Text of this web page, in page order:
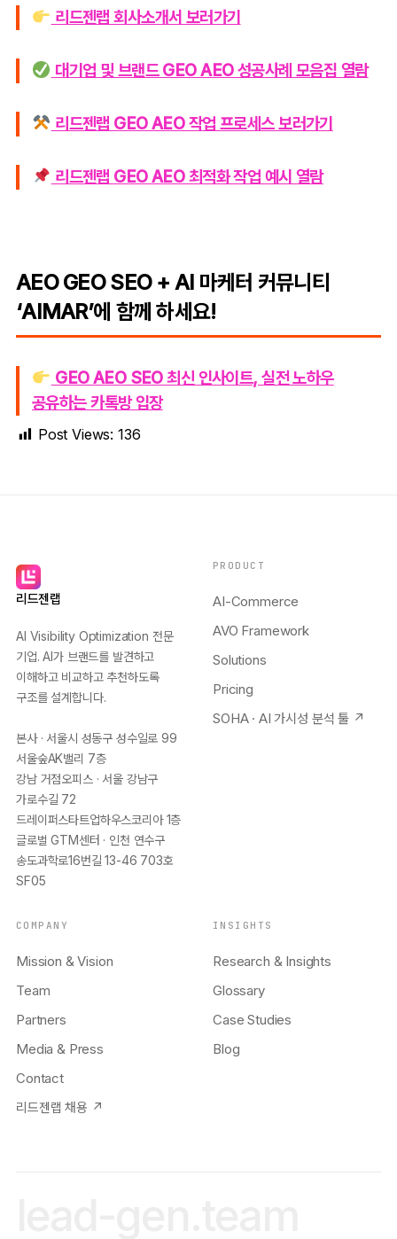
리드젠랩 회사소개서 보러가기
대기업 및 브랜드 GEO AEO 성공사례 모음집 열람
리드젠랩 GEO AEO 작업 프로세스 보러가기
리드젠랩 GEO AEO 최적화 작업 예시 열람
AEO GEO SEO + AI 마케터 커뮤니티
‘AIMAR’에 함께 하세요!
GEO AEO SEO 최신 인사이트, 실전 노하우
공유하는 카톡방 입장
Post Views: 136
리드젠랩
AI Visibility Optimization 전문
기업. AI가 브랜드를 발견하고
이해하고 비교하고 추천하도록
구조를 설계합니다.
본사 · 서울시 성동구 성수일로 99
서울숲AK밸리 7층
강남 거점오피스 · 서울 강남구
가로수길 72
드레이퍼스타트업하우스코리아 1층
글로벌 GTM센터 · 인천 연수구
송도과학로16번길 13-46 703호
SF05
PRODUCT
AI-Commerce
AVO Framework
Solutions
Pricing
SOHA · AI 가시성 분석 툴 ↗
COMPANY
Mission & Vision
Team
Partners
Media & Press
Contact
리드젠랩 채용 ↗
INSIGHTS
Research & Insights
Glossary
Case Studies
Blog